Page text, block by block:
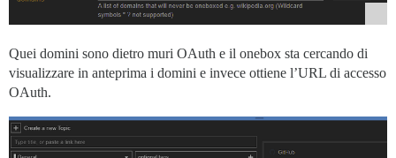
Quei domini sono dietro muri OAuth e il onebox sta cercando di
visualizzare in anteprima i domini e invece ottiene l’URL di accesso
OAuth.